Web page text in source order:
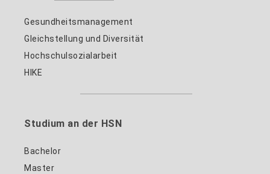
Gesundheitsmanagement
Gleichstellung und Diversität
Hochschulsozialarbeit
HIKE
Studium an der HSN
Bachelor
Master